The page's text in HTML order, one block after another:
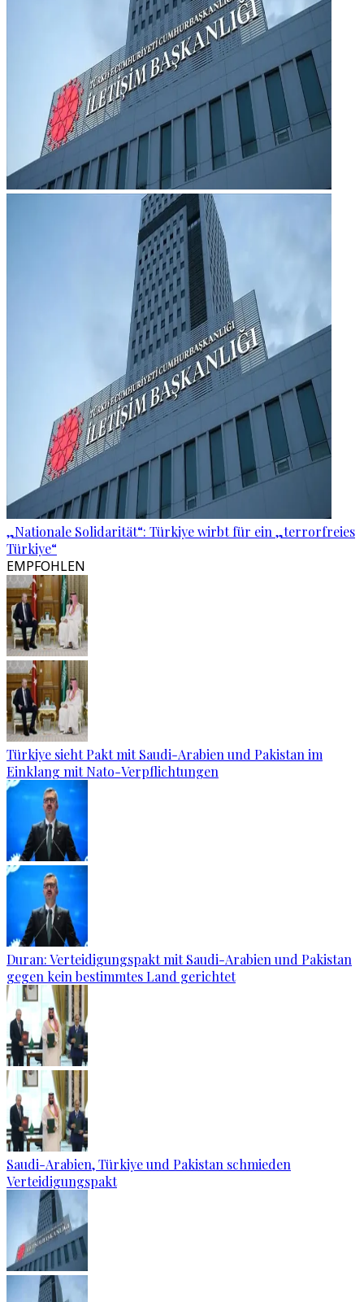
„Nationale Solidarität“: Türkiye wirbt für ein „terrorfreies
Türkiye“
EMPFOHLEN
Türkiye sieht Pakt mit Saudi-Arabien und Pakistan im
Einklang mit Nato-Verpflichtungen
Duran: Verteidigungspakt mit Saudi-Arabien und Pakistan
gegen kein bestimmtes Land gerichtet
Saudi-Arabien, Türkiye und Pakistan schmieden
Verteidigungspakt